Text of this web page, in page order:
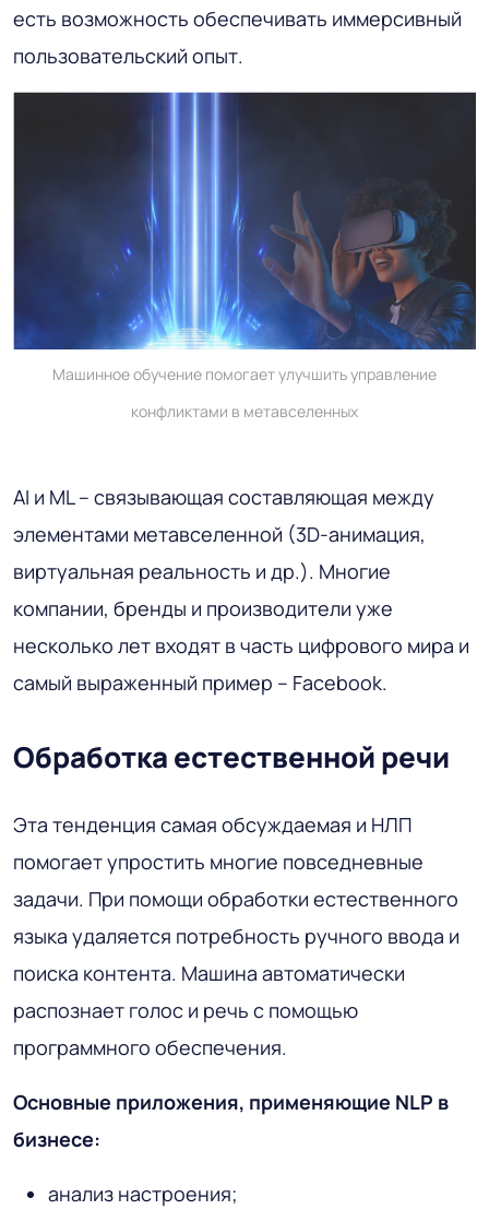
есть возможность обеспечивать иммерсивный
пользовательский опыт.
Машинное обучение помогает улучшить управление
конфликтами в метавселенных
AI и ML – связывающая составляющая между
элементами метавселенной (3D-анимация,
виртуальная реальность и др.). Многие
компании, бренды и производители уже
несколько лет входят в часть цифрового мира и
самый выраженный пример – Facebook.
Обработка естественной речи
Эта тенденция самая обсуждаемая и НЛП
помогает упростить многие повседневные
задачи. При помощи обработки естественного
языка удаляется потребность ручного ввода и
поиска контента. Машина автоматически
распознает голос и речь с помощью
программного обеспечения.
Основные приложения, применяющие NLP в
бизнесе:
анализ настроения;